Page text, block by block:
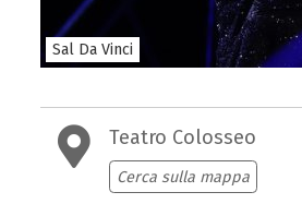
Sal Da Vinci
Teatro Colosseo
Cerca sulla mappa